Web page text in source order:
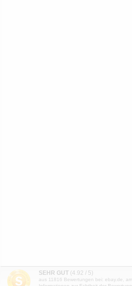
SEHR GUT (4.92 / 5)
aus 11816 Bewertungen bei: ebay.de,